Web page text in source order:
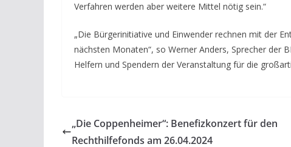
Verfahren werden aber weitere Mittel nötig sein.“
„Die Bürgerinitiative und Einwender rechnen mit der
nächsten Monaten“, so Werner Anders, Sprecher der
Helfern und Spendern der Veranstaltung für die
„Die Coppenheimer“: Benefizkonzert für den
Rechthilfefonds am 26.04.2024